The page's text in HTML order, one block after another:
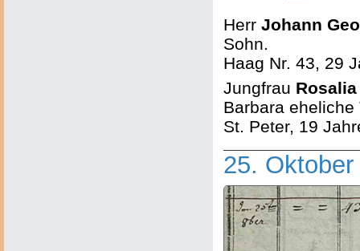
Herr Johann
Sohn.
Haag Nr. 43, 29
Jungfrau Rosalia
Barbara eheliche
St. Peter, 19
25. Oktober